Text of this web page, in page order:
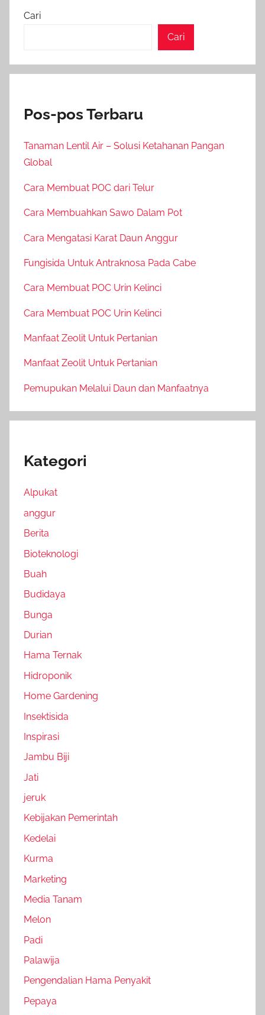
Cari
Cari
Pos-pos Terbaru
Tanaman Lentil Air – Solusi Ketahanan Pangan
Global
Cara Membuat POC dari Telur
Cara Membuahkan Sawo Dalam Pot
Cara Mengatasi Karat Daun Anggur
Fungisida Untuk Antraknosa Pada Cabe
Cara Membuat POC Urin Kelinci
Cara Membuat POC Urin Kelinci
Manfaat Zeolit Untuk Pertanian
Manfaat Zeolit Untuk Pertanian
Pemupukan Melalui Daun dan Manfaatnya
Kategori
Alpukat
anggur
Berita
Bioteknologi
Buah
Budidaya
Bunga
Durian
Hama Ternak
Hidroponik
Home Gardening
Insektisida
Inspirasi
Jambu Biji
Jati
jeruk
Kebijakan Pemerintah
Kedelai
Kurma
Marketing
Media Tanam
Melon
Padi
Palawija
Pengendalian Hama Penyakit
Pepaya